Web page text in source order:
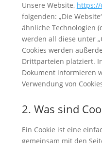
Unsere Website,
folgenden: „Die
ähnliche Technologien
werden all diese unter
Cookies werden
Drittparteien platziert.
Dokument informieren
Verwendung von
2. Was sind
Ein Cookie ist eine
gemeinsam mit den